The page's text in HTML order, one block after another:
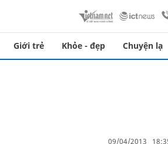
Giới trẻ Khỏe - đẹp Chuyện lạ
09/04/2013